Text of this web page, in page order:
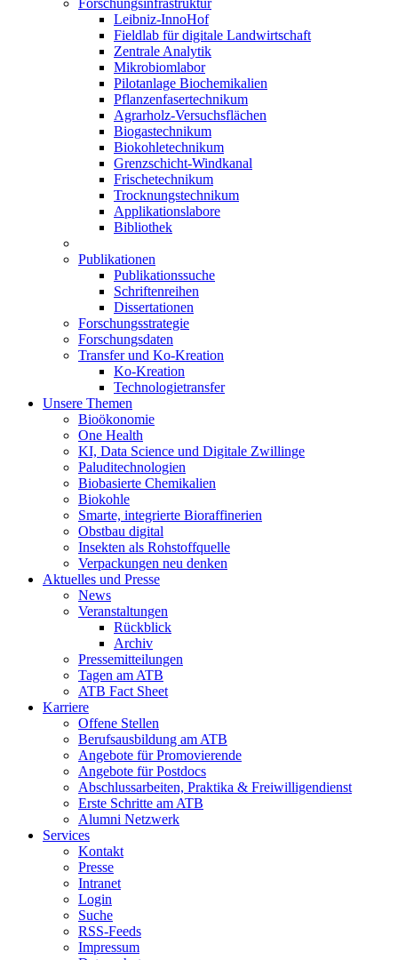
Forschungsinfrastruktur
Leibniz-InnoHof
Fieldlab für digitale Landwirtschaft
Zentrale Analytik
Mikrobiomlabor
Pilotanlage Biochemikalien
Pflanzenfasertechnikum
Agrarholz-Versuchsflächen
Biogastechnikum
Biokohletechnikum
Grenzschicht-Windkanal
Frischetechnikum
Trocknungstechnikum
Applikationslabore
Bibliothek
Publikationen
Publikationssuche
Schriftenreihen
Dissertationen
Forschungsstrategie
Forschungsdaten
Transfer und Ko-Kreation
Ko-Kreation
Technologietransfer
Unsere Themen
Bioökonomie
One Health
KI, Data Science und Digitale Zwillinge
Paluditechnologien
Biobasierte Chemikalien
Biokohle
Smarte, integrierte Bioraffinerien
Obstbau digital
Insekten als Rohstoffquelle
Verpackungen neu denken
Aktuelles und Presse
News
Veranstaltungen
Rückblick
Archiv
Pressemitteilungen
Tagen am ATB
ATB Fact Sheet
Karriere
Offene Stellen
Berufsausbildung am ATB
Angebote für Promovierende
Angebote für Postdocs
Abschlussarbeiten, Praktika & Freiwilligendienst
Erste Schritte am ATB
Alumni Netzwerk
Services
Kontakt
Presse
Intranet
Login
Suche
RSS-Feeds
Impressum